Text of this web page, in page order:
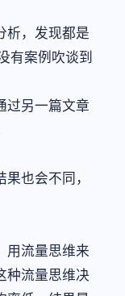
析，发现都是
有案例吹谈到
过另一篇文章
也会不同，
用流量思维来
种流量思维决